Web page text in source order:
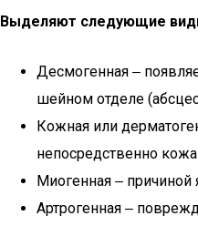
Выделяют следующие
Десмогенная ‒
шейном отделе
Кожная или
непосредственно кожа
Миогенная ‒
Артрогенная ‒